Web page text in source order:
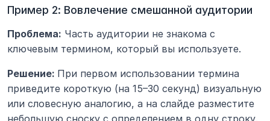
Пример 2: Вовлечение смешанной аудитории
Проблема: Часть аудитории не знакома с
ключевым термином, который вы используете.
Решение: При первом использовании термина
приведите короткую (на 15–30 секунд) визуальную
или словесную аналогию, а на слайде разместите